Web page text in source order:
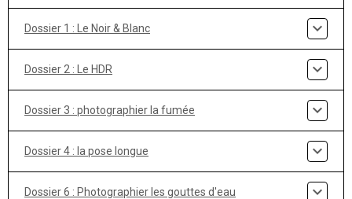
Dossier 1 : Le Noir & Blanc
Dossier 2 : Le HDR
Dossier 3 : photographier la fumée
Dossier 4 : la pose longue
Dossier 6 : Photographier les gouttes d'eau